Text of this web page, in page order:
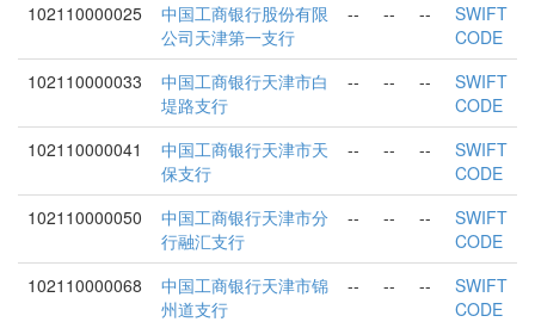
102110000025
中国工商银行股份有限
公司天津第一支行
-- -- --
SWIFT
CODE
102110000033
中国工商银行天津市白
堤路支行
-- -- --
SWIFT
CODE
102110000041
中国工商银行天津市天
保支行
-- -- --
SWIFT
CODE
102110000050
中国工商银行天津市分
行融汇支行
-- -- --
SWIFT
CODE
102110000068
中国工商银行天津市锦
州道支行
-- -- --
SWIFT
CODE